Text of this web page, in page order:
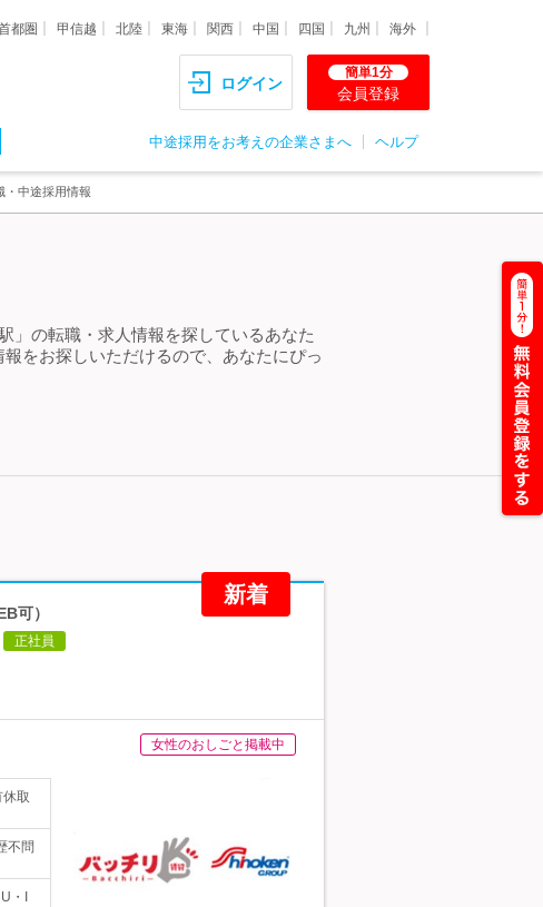
都圏 甲信越 北陸 東海 関西 中国 四国 九州 海外
ログイン
簡単1分
会員登録
中途採用をお考えの企業さまへ ヘルプ
・中途採用情報
」の転職・求人情報を探しているあなた
をお探しいただけるので、あなたにぴっ
新着
可）
正社員
女性のおしごと掲載中
取
不問
・I